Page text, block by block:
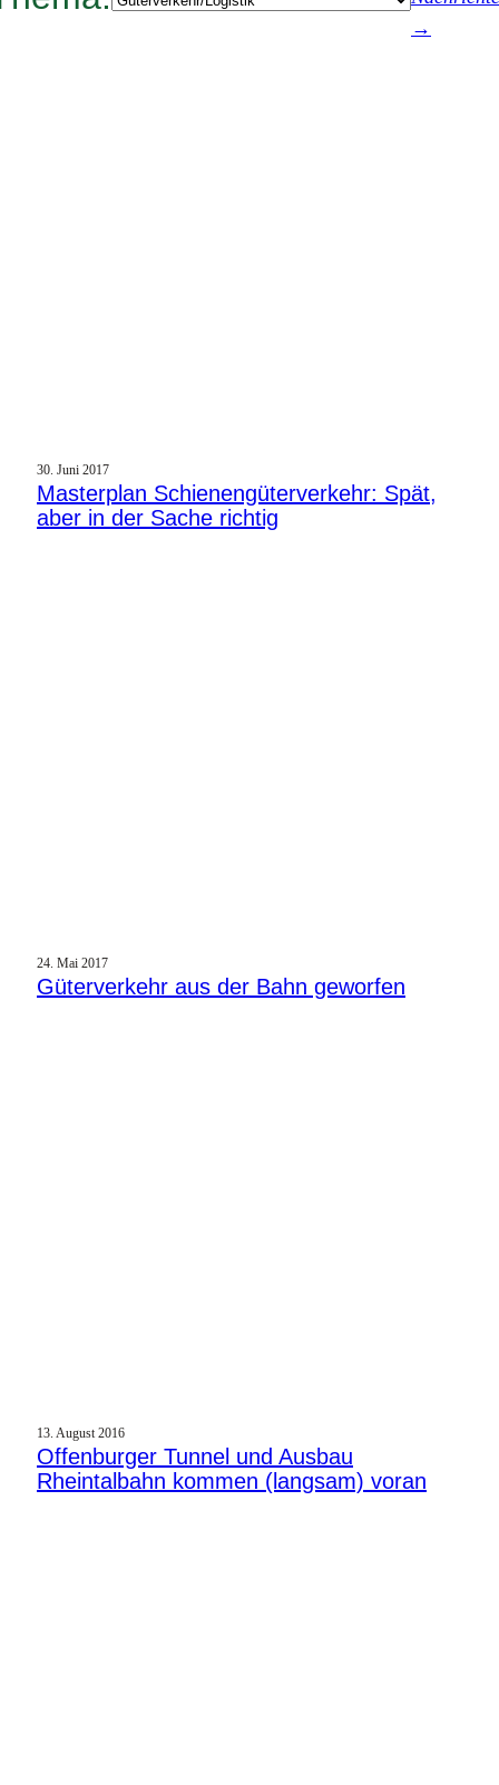
→
30. Juni 2017
Masterplan Schienengüterverkehr: Spät,
aber in der Sache richtig
24. Mai 2017
Güterverkehr aus der Bahn geworfen
13. August 2016
Offenburger Tunnel und Ausbau
Rheintalbahn kommen (langsam) voran